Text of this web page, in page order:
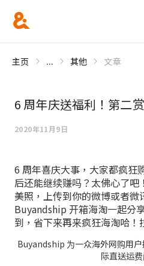
主页 ... 其他 文章
6 周年庆送福利！第二
2020年11月9日
6 周年喜庆大事，大家都疯狂
后还能继续赚吗？太佛心了
美照，上传到你的微博或者微
Buyandship 开箱海淘一起分
到，省下来再来疯狂海淘哈！
Buyandship 为一众海外网购用
际直送运费